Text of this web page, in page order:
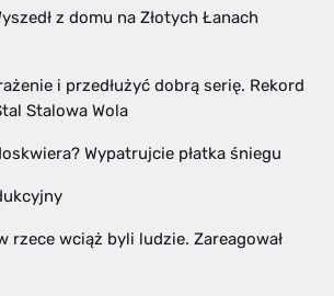
z domu na Złotych Łanach
i przedłużyć dobrą serię. Rekord
Stalowa Wola
Wypatrujcie płatka śniegu
rzece wciąż byli ludzie. Zareagował